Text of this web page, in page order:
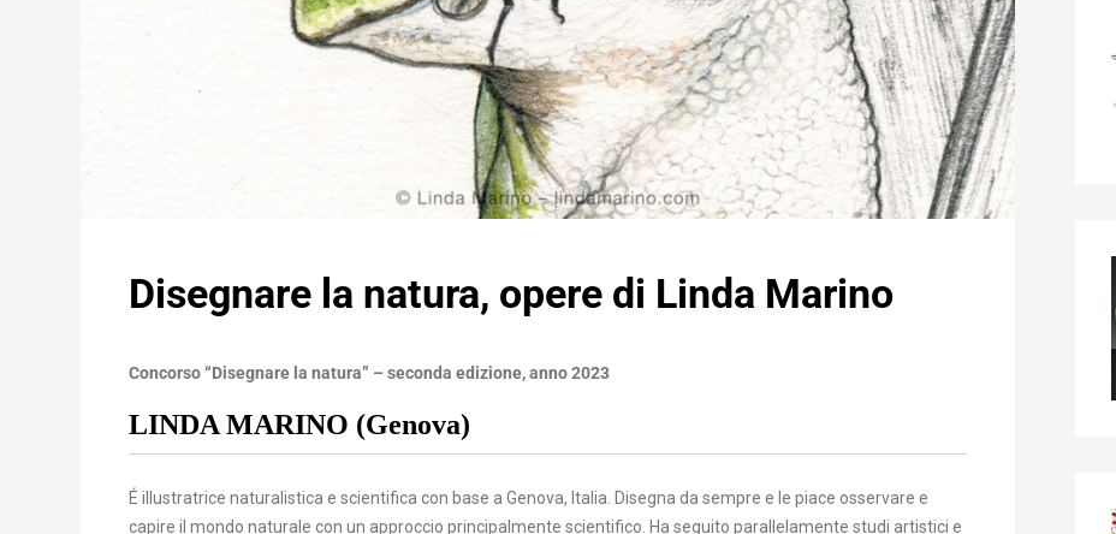
Disegnare la natura, opere di Linda Marino
Concorso “Disegnare la natura” – seconda edizione, anno 2023
LINDA MARINO (Genova)
É illustratrice naturalistica e scientifica con base a Genova, Italia. Disegna da sempre e le piace osservare e
capire il mondo naturale con un approccio principalmente scientifico. Ha seguito parallelamente studi artistici e